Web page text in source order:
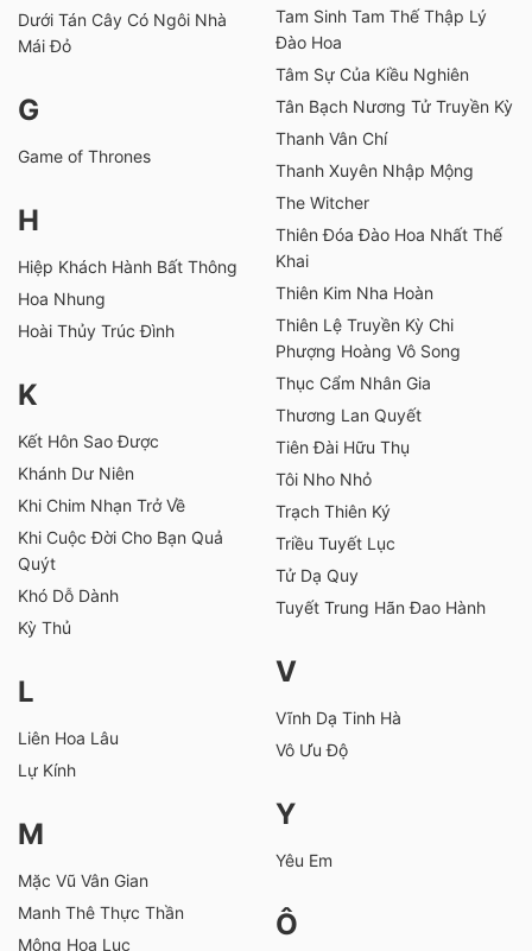
Dưới Tán Cây Có Ngôi Nhà
Mái Đỏ
G
Game of Thrones
H
Hiệp Khách Hành Bất Thông
Hoa Nhung
Hoài Thủy Trúc Đình
K
Kết Hôn Sao Được
Khánh Dư Niên
Khi Chim Nhạn Trở Về
Khi Cuộc Đời Cho Bạn Quả
Quýt
Khó Dỗ Dành
Kỳ Thủ
L
Liên Hoa Lâu
Lự Kính
M
Mặc Vũ Vân Gian
Manh Thê Thực Thần
Mộng Hoa Lục
Tam Sinh Tam Thế Thập Lý
Đào Hoa
Tâm Sự Của Kiều Nghiên
Tân Bạch Nương Tử Truyền Kỳ
Thanh Vân Chí
Thanh Xuyên Nhập Mộng
The Witcher
Thiên Đóa Đào Hoa Nhất Thế
Khai
Thiên Kim Nha Hoàn
Thiên Lệ Truyền Kỳ Chi
Phượng Hoàng Vô Song
Thục Cẩm Nhân Gia
Thương Lan Quyết
Tiên Đài Hữu Thụ
Tôi Nho Nhỏ
Trạch Thiên Ký
Triều Tuyết Lục
Tử Dạ Quy
Tuyết Trung Hãn Đao Hành
V
Vĩnh Dạ Tinh Hà
Vô Ưu Độ
Y
Yêu Em
Ô